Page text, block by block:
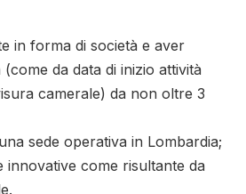
in forma di società e aver
(come da data di inizio attività
camerale) da non oltre 3
sede operativa in Lombardia;
innovative come risultante da